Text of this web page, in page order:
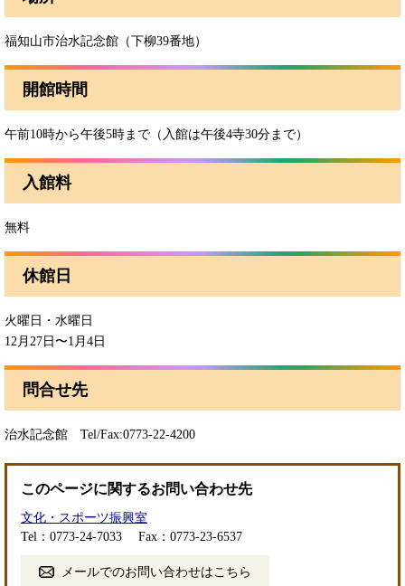
福知山市治水記念館（下柳39番地）
開館時間
午前10時から午後5時まで（入館は午後4寺30分まで）
入館料
無料
休館日
火曜日・水曜日
12月27日〜1月4日
問合せ先
治水記念館 Tel/Fax:0773-22-4200
このページに関するお問い合わせ先
文化・スポーツ振興室
Tel：0773-24-7033
Fax：0773-23-6537
メールでのお問い合わせはこちら